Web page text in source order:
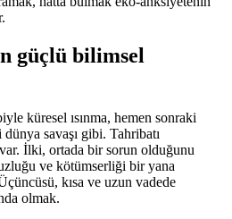
güçlü bilimsel
küresel ısınma, hemen sonraki
savaşı gibi. Tahribatı
İlki, ortada bir sorun olduğunu
ve kötümserliği bir yana
kısa ve uzun vadede
olmak.